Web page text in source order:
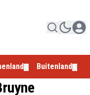
Buitenland